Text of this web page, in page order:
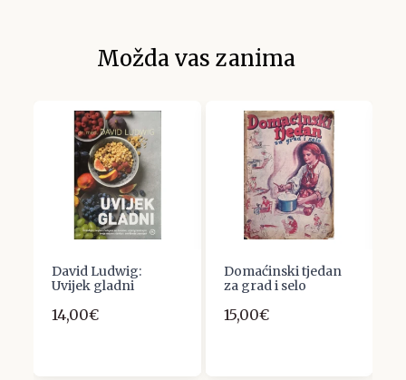
Možda vas zanima
David Ludwig:
Uvijek gladni
14,00€
Domaćinski tjedan
za grad i selo
15,00€